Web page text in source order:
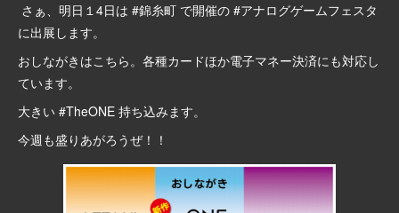
さぁ、明日１4日は #錦糸町 で開催の #アナログゲームフェスタ
に出展します。
おしながきはこちら。各種カードほか電子マネー決済にも対応し
ています。
大きい #TheONE 持ち込みます。
今週も盛りあがろうぜ！！